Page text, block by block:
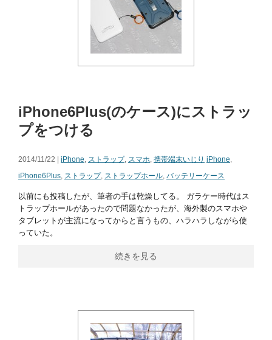
iPhone6Plus(のケース)にストラッ
プをつける
2014/11/22 | iPhone, ストラップ, スマホ, 携帯端末いじり iPhone,
iPhone6Plus, ストラップ, ストラップホール, バッテリーケース
以前にも投稿したが、筆者の手は乾燥してる。 ガラケー時代はス
トラップホールがあったので問題なかったが、海外製のスマホや
タブレットが主流になってからと言うもの、ハラハラしながら使
っていた。
続きを見る